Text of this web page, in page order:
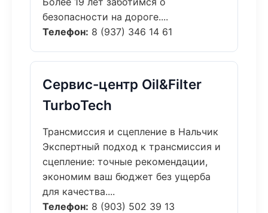
безопасности на дороге....
Телефон: 8 (937) 346 14 61
Сервис-центр Oil&Filter
TurboTech
Трансмиссия и сцепление в Нальчик
Экспертный подход к трансмиссия и
сцепление: точные рекомендации,
экономим ваш бюджет без ущерба
для качества....
Телефон: 8 (903) 502 39 13